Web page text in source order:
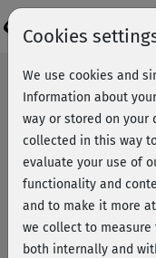
Cookies
We use cookies and
Information about
way or stored on your
collected in this way
evaluate your use of
functionality and
and to make it more
we collect to
both internally and